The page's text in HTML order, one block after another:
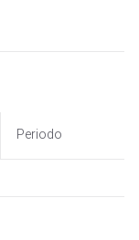
Periodo